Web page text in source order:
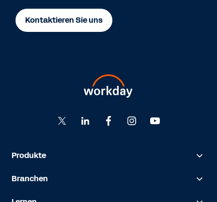
Kontaktieren Sie uns
Produkte
Branchen